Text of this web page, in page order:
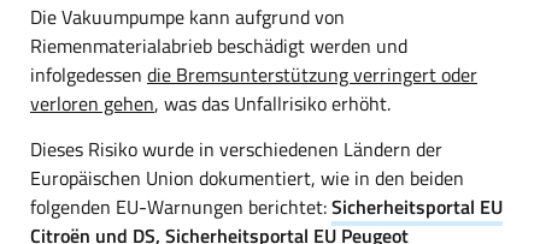
Die Vakuumpumpe kann aufgrund von
Riemenmaterialabrieb beschädigt werden und
infolgedessen die Bremsunterstützung verringert oder
verloren gehen, was das Unfallrisiko erhöht.
Dieses Risiko wurde in verschiedenen Ländern der
Europäischen Union dokumentiert, wie in den beiden
folgenden EU-Warnungen berichtet:Sicherheitsportal EU
Citroën und DS, Sicherheitsportal EU Peugeot